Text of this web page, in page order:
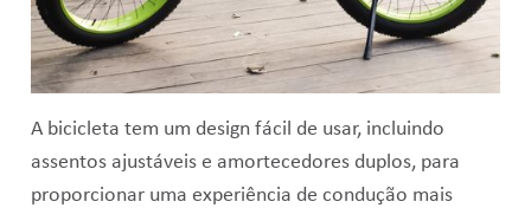
A bicicleta tem um design fácil de usar, incluindo
assentos ajustáveis e amortecedores duplos, para
proporcionar uma experiência de condução mais